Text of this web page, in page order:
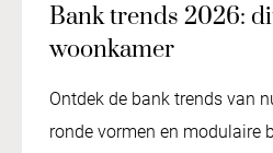
Bank trends 2026:
woonkamer
Ontdek de bank trends van
ronde vormen en modulaire